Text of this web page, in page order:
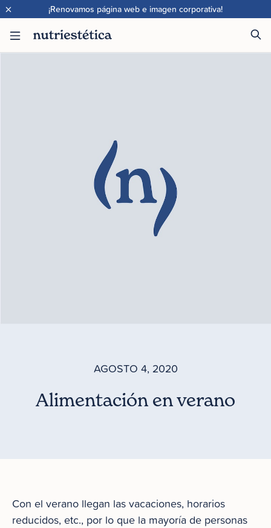
¡Renovamos página web e imagen corporativa!
×
AGOSTO 4, 2020
Alimentación en verano
Con el verano llegan las vacaciones, horarios
reducidos, etc., por lo que la mayoría de personas